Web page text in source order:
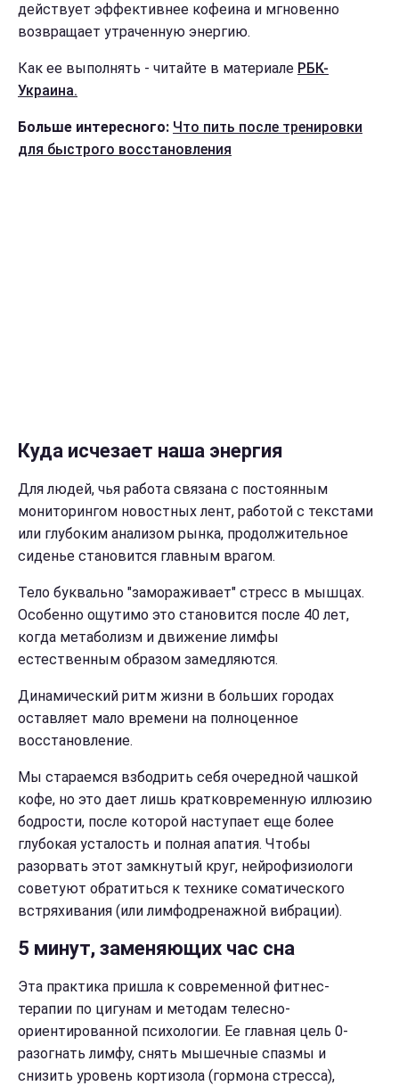
действует эффективнее кофеина и мгновенно
возвращает утраченную энергию.
Как ее выполнять - читайте в материале РБК-
Украина.
Больше интересного: Что пить после тренировки
для быстрого восстановления
Куда исчезает наша энергия
Для людей, чья работа связана с постоянным
мониторингом новостных лент, работой с текстами
или глубоким анализом рынка, продолжительное
сиденье становится главным врагом.
Тело буквально "замораживает" стресс в мышцах.
Особенно ощутимо это становится после 40 лет,
когда метаболизм и движение лимфы
естественным образом замедляются.
Динамический ритм жизни в больших городах
оставляет мало времени на полноценное
восстановление.
Мы стараемся взбодрить себя очередной чашкой
кофе, но это дает лишь кратковременную иллюзию
бодрости, после которой наступает еще более
глубокая усталость и полная апатия. Чтобы
разорвать этот замкнутый круг, нейрофизиологи
советуют обратиться к технике соматического
встряхивания (или лимфодренажной вибрации).
5 минут, заменяющих час сна
Эта практика пришла к современной фитнес-
терапии по цигунам и методам телесно-
ориентированной психологии. Ее главная цель 0-
разогнать лимфу, снять мышечные спазмы и
снизить уровень кортизола (гормона стресса),